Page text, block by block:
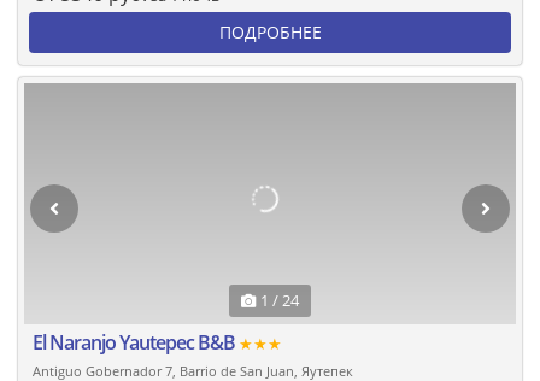
ПОДРОБНЕЕ
1 / 24
El Naranjo Yautepec B&B ★★★
Antiguo Gobernador 7, Barrio de San Juan, Яутепек